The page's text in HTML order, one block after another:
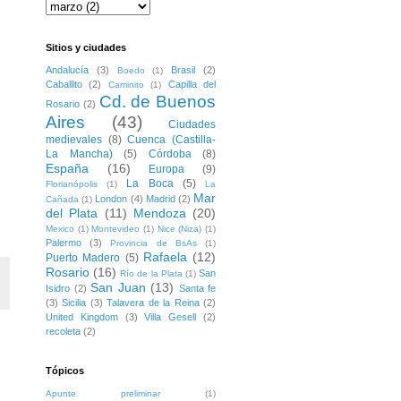
Sitios y ciudades
Andalucía (3) Boedo (1) Brasil
(2)
Caballito
(2) Caminito (1)
Capilla del
Rosario (2) Cd. de Buenos
Aires
(43)
Ciudades
medievales (8) Cuenca (Castilla-
La Mancha)
(5) Córdoba (8)
España (16) Europa (9)
Florianópolis (1) La Boca (5)
La
Cañada (1) London (4) Madrid (2) Mar
del Plata (11) Mendoza (20)
Mexico (1) Montevideo (1) Nice (Niza) (1)
Palermo (3) Provincia de BsAs (1)
Puerto Madero (5) Rafaela (12)
Rosario (16) Río de la Plata (1) San
Isidro (2) San Juan (13) Santa fe
(3) Sicilia (3) Talavera de la Reina (2)
United Kingdom
(3) Villa Gesell
(2)
recoleta (2)
Tópicos
Apunte preliminar (1)